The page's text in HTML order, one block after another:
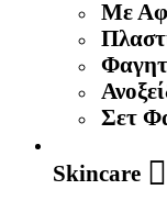
Με
Σετ
Skincare